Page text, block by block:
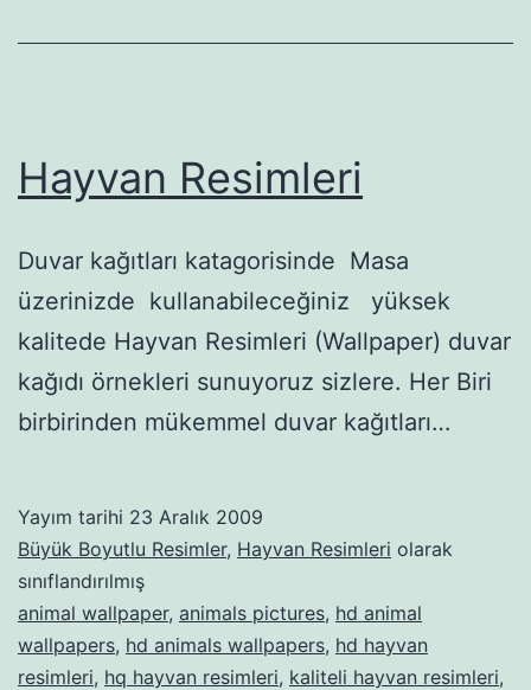
Hayvan Resimleri
Duvar kağıtları katagorisinde Masa
üzerinizde kullanabileceğiniz yüksek
kalitede Hayvan Resimleri (Wallpaper) duvar
kağıdı örnekleri sunuyoruz sizlere. Her Biri
birbirinden mükemmel duvar kağıtları…
Yayım tarihi 23 Aralık 2009
Büyük Boyutlu Resimler, Hayvan Resimleri olarak
sınıflandırılmış
animal wallpaper, animals pictures, hd animal
wallpapers, hd animals wallpapers, hd hayvan
resimleri, hq hayvan resimleri, kaliteli hayvan resimleri,